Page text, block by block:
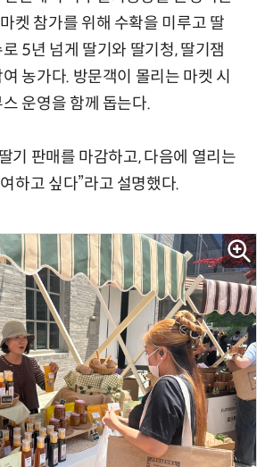
켓 참가를 위해 수확을 미루고 딸
5년 넘게 딸기와 딸기청, 딸기잼
농가다. 방문객이 몰리는 마켓 시
운영을 함께 돕는다.
기 판매를 마감하고, 다음에 열리는
하고 싶다”라고 설명했다.